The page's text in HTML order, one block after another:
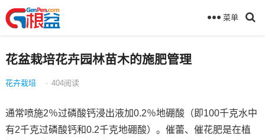
菜单
花盆栽培花卉园林苗木的施肥管理
花卉栽培 · 404阅读
通常喷施2％过磷酸钙浸出液加0.2％地硼酸（即100千克水中
有2千克过磷酸钙和0.2千克地硼酸）。催蕾、催花肥是在植